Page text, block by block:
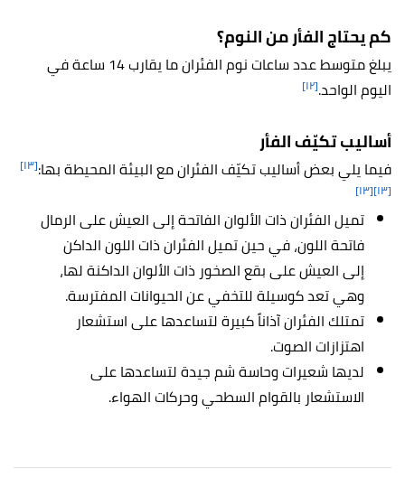
كم يحتاج الفأر من النوم؟
يبلغ متوسط عدد ساعات نوم الفئران ما يقارب 14 ساعة في
اليوم الواحد.[١٢]
أساليب تكيّف الفأر
فيما يلي بعض أساليب تكيّف الفئران مع البيئة المحيطة بها:[١٣]
[١٣]
[١٣]
تميل الفئران ذات الألوان الفاتحة إلى العيش على الرمال
فاتحة اللون، في حين تميل الفئران ذات اللون الداكن
إلى العيش على بقع الصخور ذات الألوان الداكنة لها،
وهي تعد كوسيلة للتخفي عن الحيوانات المفترسة.
تمتلك الفئران آذاناً كبيرة لتساعدها على استشعار
اهتزازات الصوت.
لديها شعيرات وحاسة شم جيدة لتساعدها على
الاستشعار بالقوام السطحي وحركات الهواء.